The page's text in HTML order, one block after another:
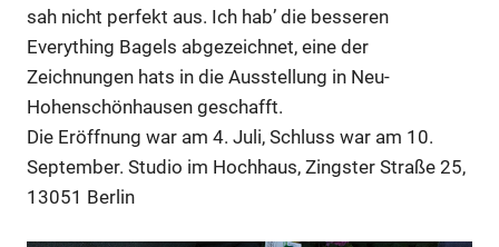
sah nicht perfekt aus. Ich hab’ die besseren
Everything Bagels abgezeichnet, eine der
Zeichnungen hats in die Ausstellung in Neu-
Hohenschönhausen geschafft.
Die Eröffnung war am 4. Juli, Schluss war am 10.
September. Studio im Hochhaus, Zingster Straße 25,
13051 Berlin